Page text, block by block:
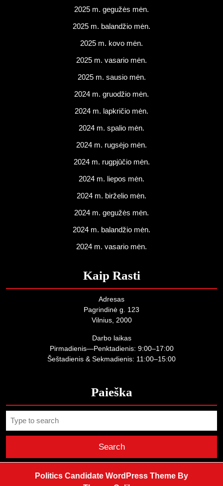
2025 m. gegužės mėn.
2025 m. balandžio mėn.
2025 m. kovo mėn.
2025 m. vasario mėn.
2025 m. sausio mėn.
2024 m. gruodžio mėn.
2024 m. lapkričio mėn.
2024 m. spalio mėn.
2024 m. rugsėjo mėn.
2024 m. rugpjūčio mėn.
2024 m. liepos mėn.
2024 m. birželio mėn.
2024 m. gegužės mėn.
2024 m. balandžio mėn.
2024 m. vasario mėn.
Kaip Rasti
Adresas
Pagrindinė g. 123
Vilnius, 2000
Darbo laikas
Pirmadienis—Penktadienis: 9:00–17:00
Šeštadienis & Sekmadienis: 11:00–15:00
Paieška
for:
Politics Candidate WordPress Theme By